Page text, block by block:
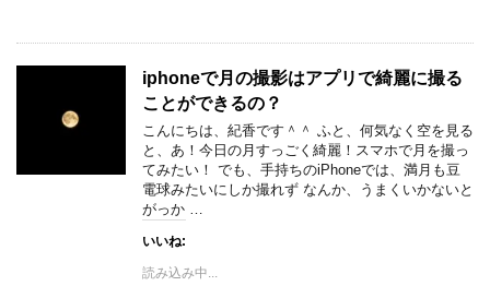
iphoneで月の撮影はアプリで綺麗に撮る
ことができるの？
こんにちは、紀香です＾＾ ふと、何気なく空を見る
と、あ！今日の月すっごく綺麗！スマホで月を撮っ
てみたい！ でも、手持ちのiPhoneでは、満月も豆
電球みたいにしか撮れず なんか、うまくいかないと
がっか …
いいね:
読み込み中...